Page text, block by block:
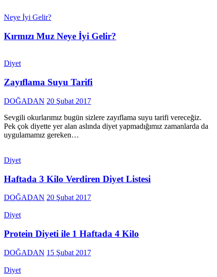
Neye İyi Gelir?
Kırmızı Muz Neye İyi Gelir?
Diyet
Zayıflama Suyu Tarifi
DOĞADAN 20 Şubat 2017
Sevgili okurlarımız bugün sizlere zayıflama suyu tarifi vereceğiz.
Pek çok diyette yer alan aslında diyet yapmadığımız zamanlarda da
uygulamamız gereken…
Diyet
Haftada 3 Kilo Verdiren Diyet Listesi
DOĞADAN 20 Şubat 2017
Diyet
Protein Diyeti ile 1 Haftada 4 Kilo
DOĞADAN 15 Şubat 2017
Diyet